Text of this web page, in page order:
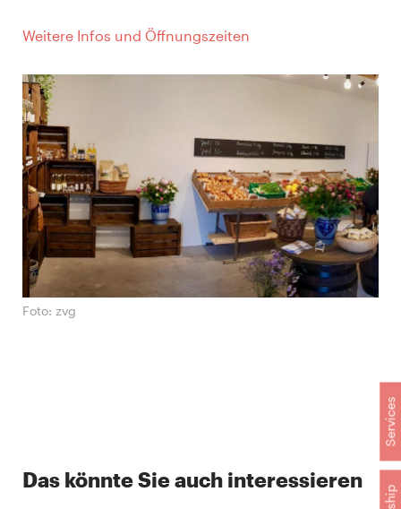
Services
Weitere Infos und Öffnungszeiten
Foto: zvg
Das könnte Sie auch interessieren